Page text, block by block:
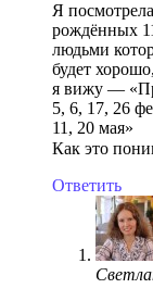
Я
рождённых
людьми
будет
я вижу —
5, 6, 17, 26
11, 20 мая»
Как это
Ответить